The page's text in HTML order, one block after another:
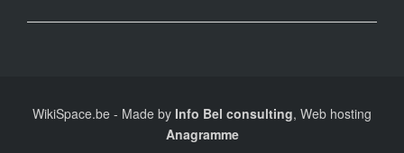
WikiSpace.be - Made by Info Bel consulting, Web hosting
Anagramme